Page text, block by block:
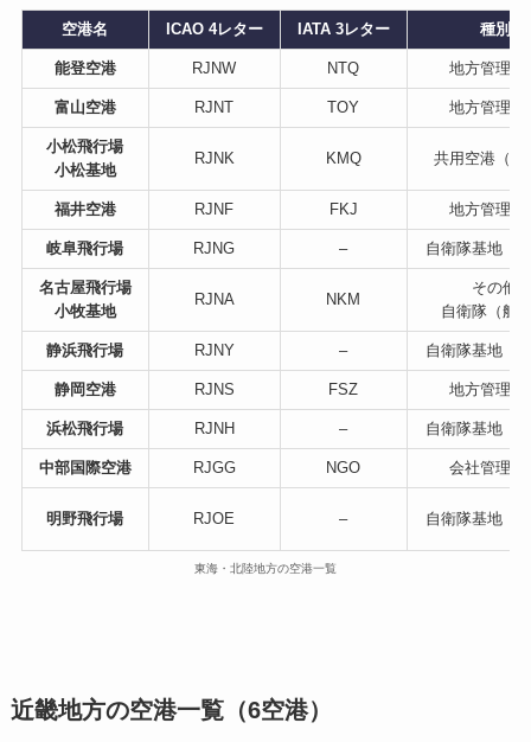
空港名 ICAO 4レター IATA 3レター 種別
能登空港 RJNW NTQ 地方管理空
富山空港 RJNT TOY 地方管理空
小松飛行場
小松基地
RJNK KMQ 共用空港（航
福井空港 RJNF FKJ 地方管理空
岐阜飛行場 RJNG – 自衛隊基地（
名古屋飛行場
小牧基地
RJNA NKM
その他
自衛隊（航
静浜飛行場 RJNY – 自衛隊基地（
静岡空港 RJNS FSZ 地方管理空
浜松飛行場 RJNH – 自衛隊基地（
中部国際空港 RJGG NGO 会社管理空
明野飛行場 RJOE – 自衛隊基地（
東海・北陸地方の空港一覧
近畿地方の空港一覧（6空港）